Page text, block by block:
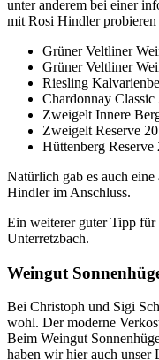
unter anderem bei einer
mit Rosi Hindler probieren
Grüner Veltliner
Grüner Veltliner
Riesling
Chardonnay Classic
Zweigelt Innere
Zweigelt Reserve
Hüttenberg Reserve
Natürlich gab es auch
Hindler im Anschluss.
Ein weiterer guter Tipp
Unterretzbach.
Weingut
Bei Christoph und Sigi
wohl. Der moderne
Beim Weingut
haben wir hier auch unser